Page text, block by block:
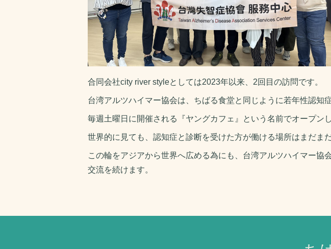
合同会社city river styleとしては2023年以来、2回目の訪問です。
台湾アルツハイマー協会は、ちばる食堂と同じように若年性認知
毎週土曜日に開催される『ヤングカフェ』という名前でオープン
世界的に見ても、認知症と診断を受けた方が働ける場所はまだま
この輪をアジアから世界へ広める為にも、台湾アルツハイマー
交流を続けます。